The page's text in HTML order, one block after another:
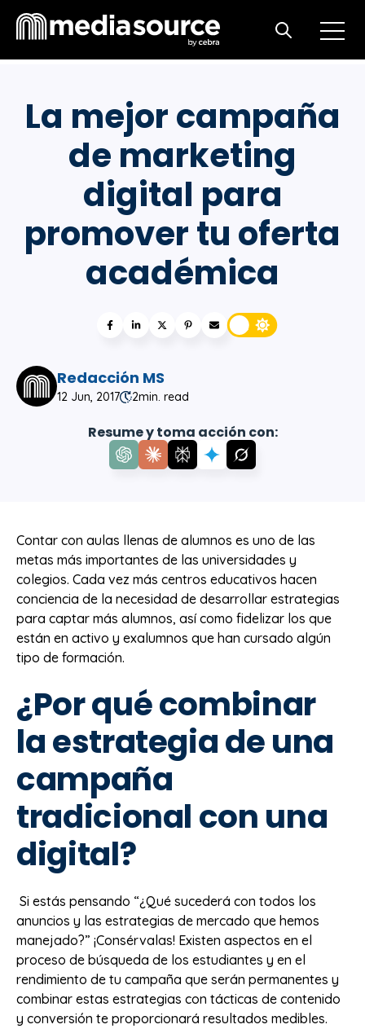
Open
Open search
La mejor campaña
de marketing
digital para
promover tu oferta
académica
Redacción MS
12 Jun, 2017 2min. read
Resume y toma acción con:
Contar con aulas llenas de alumnos es uno de las
metas más importantes de las universidades y
colegios. Cada vez más centros educativos hacen
conciencia de la necesidad de desarrollar estrategias
para captar más alumnos, así como fidelizar los que
están en activo y exalumnos que han cursado algún
tipo de formación.
¿Por qué combinar
la estrategia de una
campaña
tradicional con una
digital?
Si estás pensando “¿Qué sucederá con todos los
anuncios y las estrategias de mercado que hemos
manejado?” ¡Consérvalas! Existen aspectos en el
proceso de búsqueda de los estudiantes y en el
rendimiento de tu campaña que serán permanentes y
combinar estas estrategias con tácticas de contenido
y conversión te proporcionará resultados medibles.